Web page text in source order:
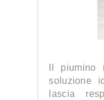
Il
soluzione
lascia